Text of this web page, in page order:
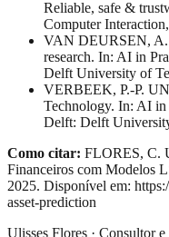
Reliable, safe &
Computer
VAN DEURSEN, A.
research. In: AI in
Delft University of
VERBEEK, P.-P.
Technology. In: AI
Delft: Delft
Como citar: FLORES, C.
Financeiros com Modelos
2025. Disponível em:
asset-prediction
Ulisses Flores · Consultor e